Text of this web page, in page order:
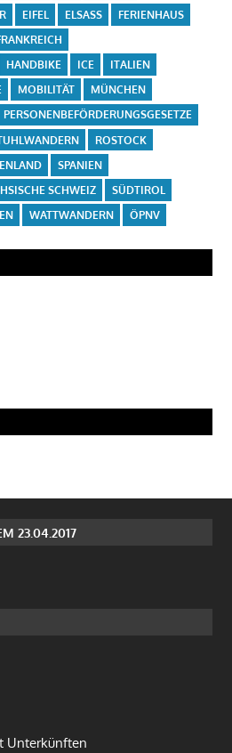
EIFEL ELSASS
FERIENHAUS
HANDBIKE ICE
ITALIEN
MOBILITÄT
MÜNCHEN
PERSONENBEFÖRDERUNGSGESETZE
ROSTOCK
SPANIEN
SCHWEIZ
SÜDTIROL
WATTWANDERN ÖPNV
23.04.2017
Unterkünften